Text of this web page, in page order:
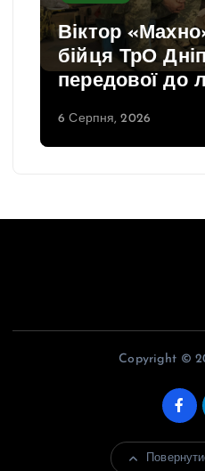
Віктор
бійця ТрО
передової до
6 Серпня, 2026
Copyright ©